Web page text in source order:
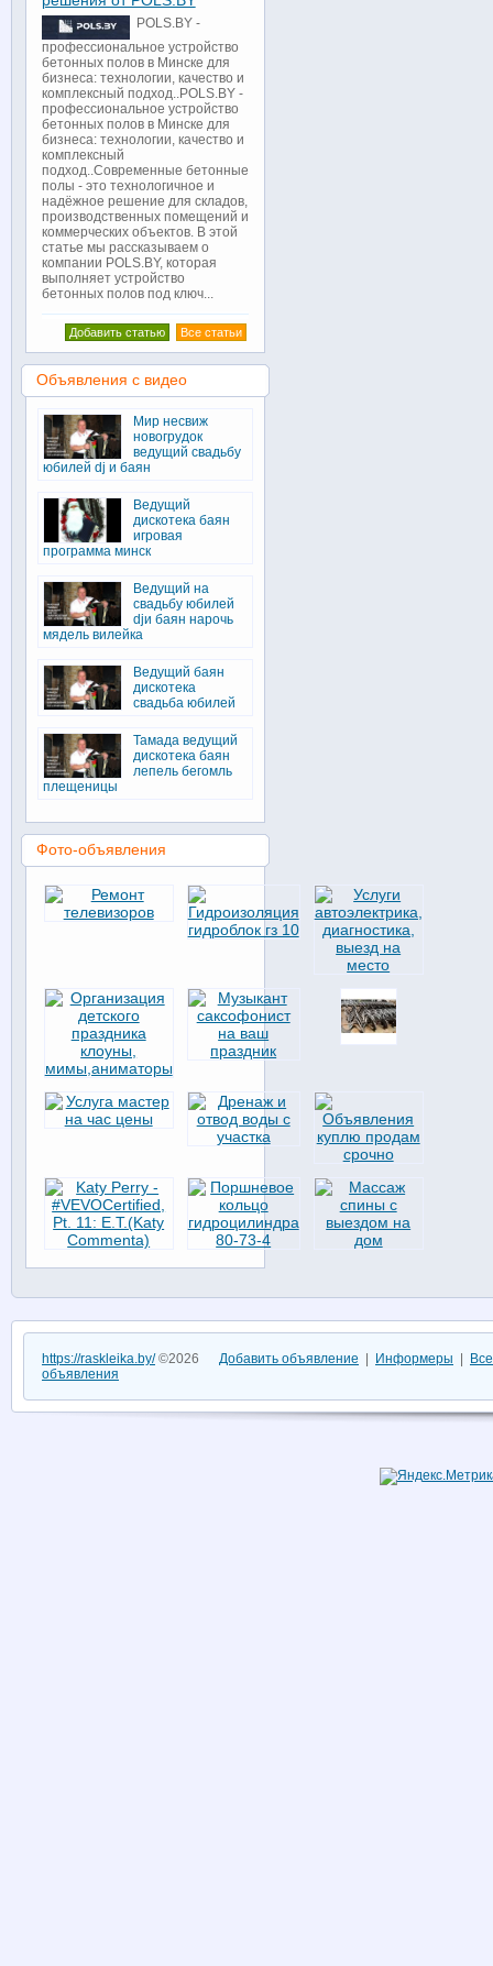
POLS.BY -
профессиональное устройство
бетонных полов в Минске для
бизнеса: технологии, качество и
комплексный подход..POLS.BY -
профессиональное устройство
бетонных полов в Минске для
бизнеса: технологии, качество и
комплексный
подход..Современные бетонные
полы - это технологичное и
надёжное решение для складов,
производственных помещений и
коммерческих объектов. В этой
статье мы рассказываем о
компании POLS.BY, которая
выполняет устройство
бетонных полов под ключ...
Все статьи
Добавить статью
Объявления с видео
Мир несвиж
новогрудок
ведущий свадьбу
юбилей dj и баян
Ведущий
дискотека баян
игровая
программа минск
Ведущий на
свадьбу юбилей
djи баян нарочь
мядель вилейка
Ведущий баян
дискотека
свадьба юбилей
Тамада ведущий
дискотека баян
лепель бегомль
плещеницы
Фото-объявления
https://raskleika.by/©2026 Добавить объявление Информеры
объявления